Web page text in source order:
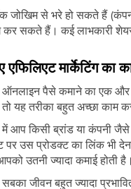
जोखिम से भरे हो सकते हैं
सकते हैं। कई लाभकारी
मार्केटिंग का
ऑनलाइन पैसे कमाने का एक
तो यह तरीका बहुत अच्छा
में आप किसी ब्रांड या कंपनी
उस प्रोडक्ट का लिंक भी
उतनी ज्यादा कमाई होती है।
सबका जीवन बहुत ज्यादा